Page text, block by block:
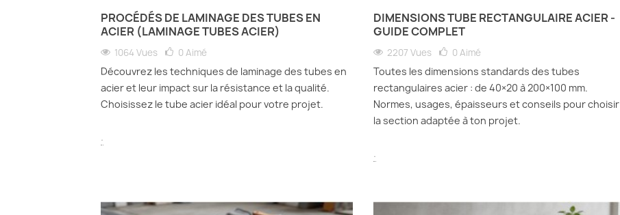
PROCÉDÉS DE LAMINAGE DES TUBES EN
ACIER (LAMINAGE TUBES ACIER)
1064 Vues 0 Aimé
Découvrez les techniques de laminage des tubes en
acier et leur impact sur la résistance et la qualité.
Choisissez le tube acier idéal pour votre projet.
.
DIMENSIONS TUBE RECTANGULAIRE ACIER -
GUIDE COMPLET
2207 Vues 0 Aimé
Toutes les dimensions standards des tubes
rectangulaires acier : de 40×20 à 200×100 mm.
Normes, usages, épaisseurs et conseils pour choisir
la section adaptée à ton projet.
.